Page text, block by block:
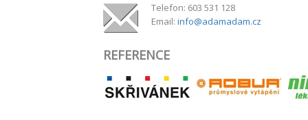
Telefon: 603 531 128
Email: info@adamadam.cz
REFERENCE